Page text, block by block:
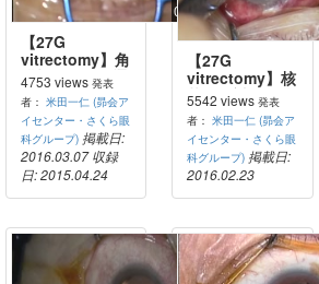
00:06:37
【27G
vitrectomy】角
膜切開による通
常の白内障手術
4753 views 発表
者： 米田一仁 (昴会ア
イセンター・さくら眼
科グループ) 掲載日:
2016.03.07 収録
日: 2015.04.24
【27G
vitrectomy】核
落下に対する核
処理およびIOL
縫着
5542 views 発表
者：米田一仁 (昴会ア
イセンター・さくら眼
科グループ) 掲載日:
2016.02.23